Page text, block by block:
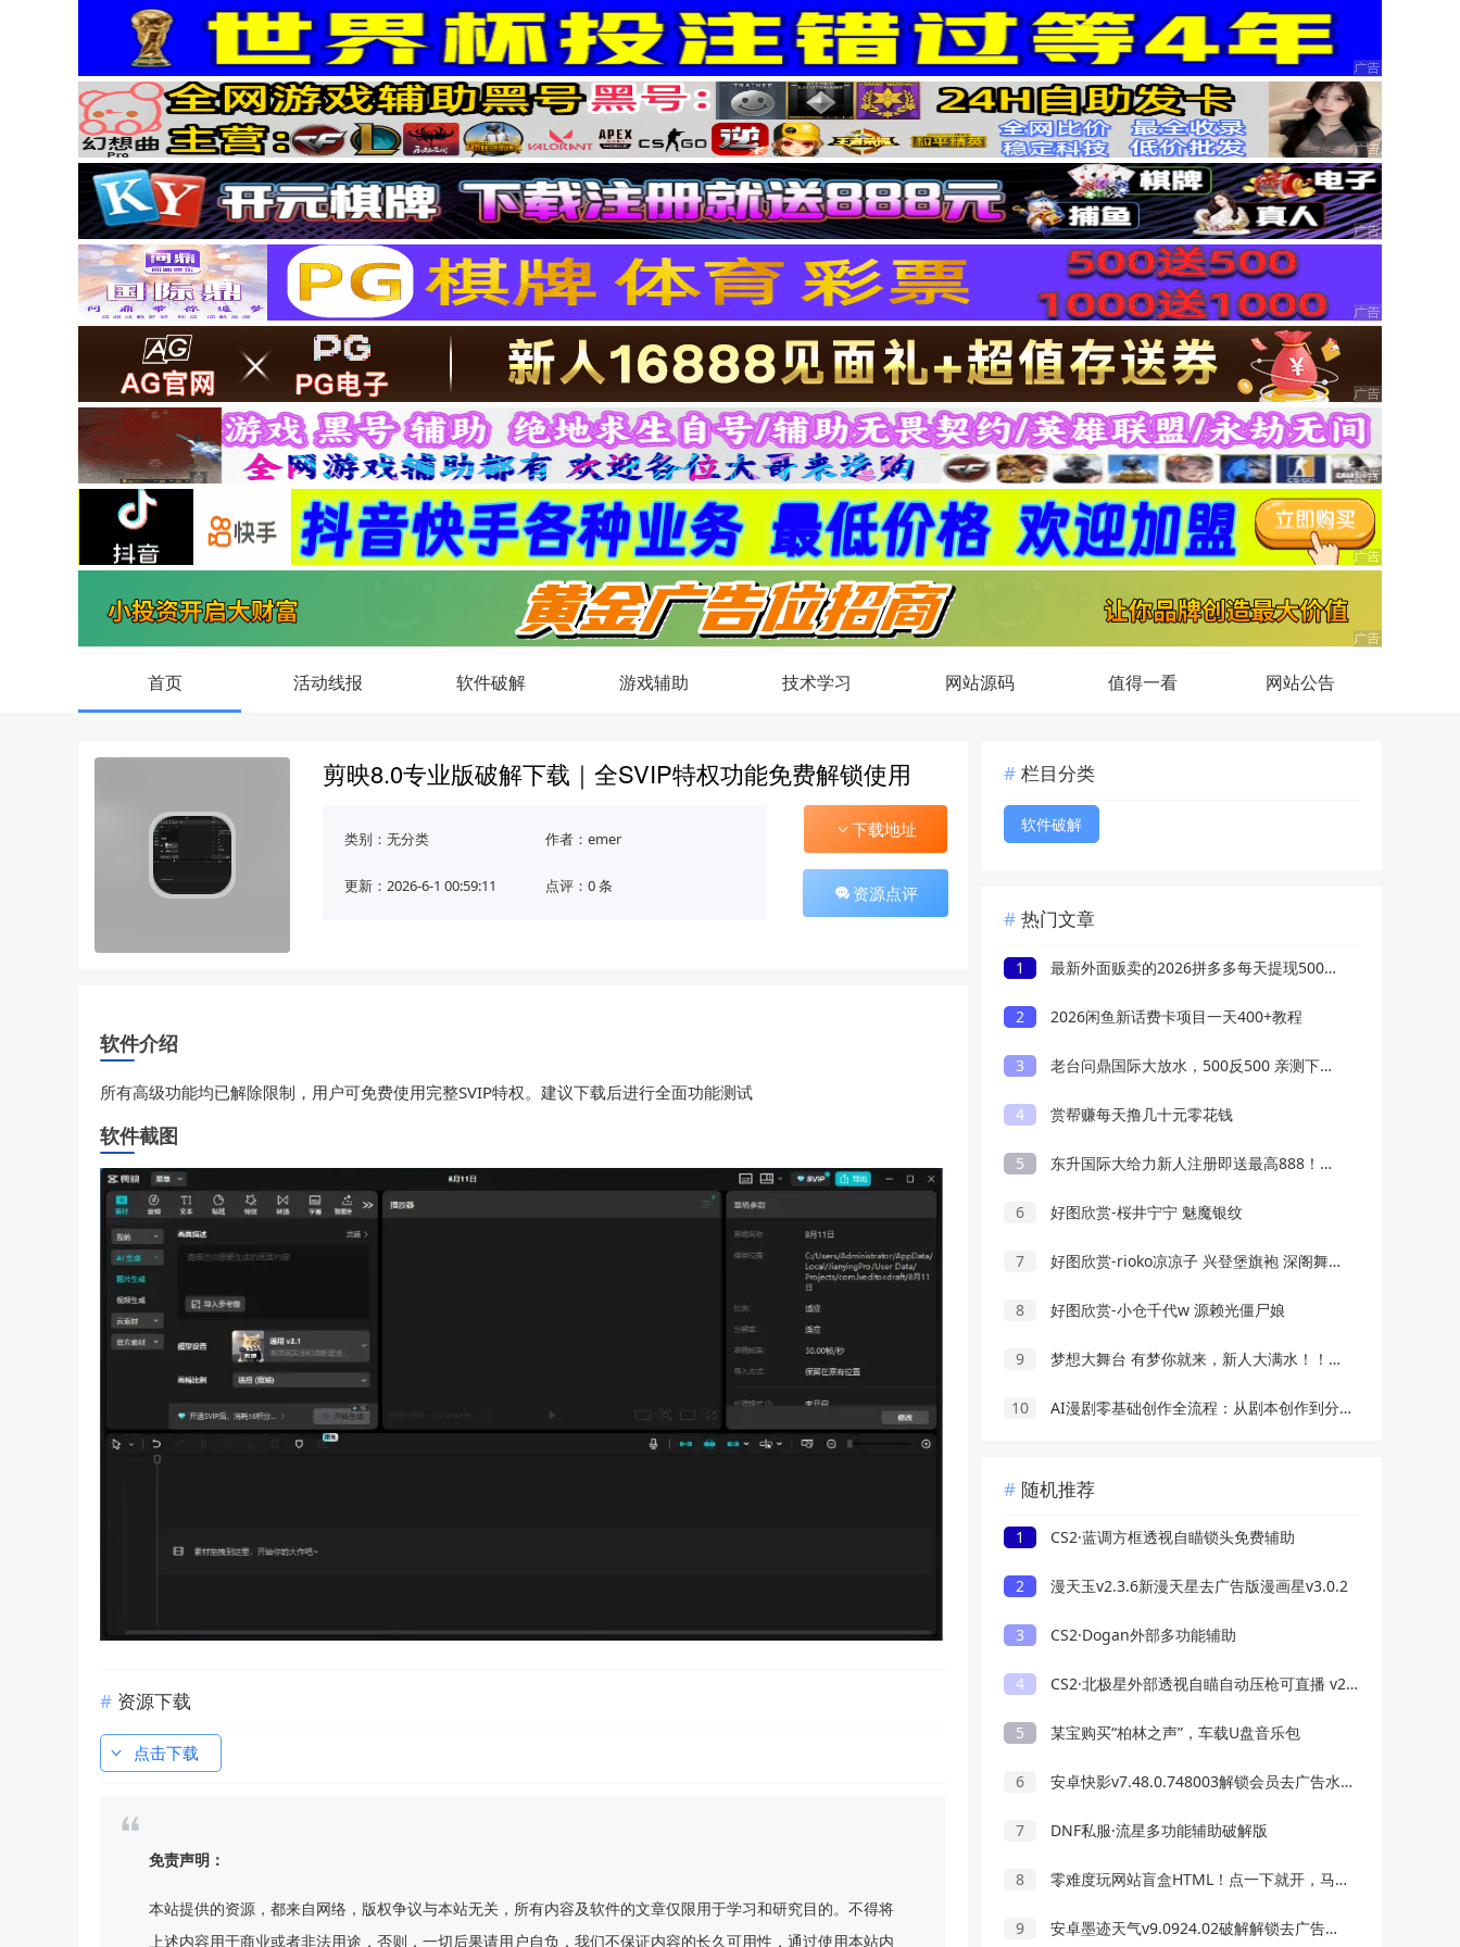
首页 活动线报 软件破解 游戏辅助 技术学习 网站源码 值得一看 网站公告
剪映8.0专业版破解下载｜全SVIP特权功能免费解锁使用
类别： 无分类 作者：emer
更新：2026-6-1 00:59:11 点评：0 条
下载地址
资源点评
软件介绍
所有高级功能均已解除限制，用户可免费使用完整SVIP特权。建议下载后进行全面功能测试
软件截图
资源下载
点击下载
免责声明：
本站提供的资源，都来自网络，版权争议与本站无关，所有内容及软件的文章仅限用于学习和研究目的。不得将
上述内容用于商业或者非法用途，否则，一切后果请用户自负，我们不保证内容的长久可用性，通过使用本站内
栏目分类
软件破解
热门文章
1 最新外面贩卖的2026拼多多每天提现500+教程来了
2 2026闲鱼新话费卡项目一天400+教程
3 老台问鼎国际大放水，500反500 亲测下分3W
4 赏帮赚每天撸几十元零花钱
5 东升国际大给力新人注册即送最高888！！！
6 好图欣赏-桜井宁宁 魅魔银纹
7 好图欣赏-rioko凉凉子 兴登堡旗袍 深阁舞戏
8 好图欣赏-小仓千代w 源赖光僵尸娘
9 梦想大舞台 有梦你就来，新人大满水！！！
10 AI漫剧零基础创作全流程：从剧本创作到分镜剪辑，全套提示词模板直接落地出片
随机推荐
1 CS2·蓝调方框透视自瞄锁头免费辅助
2 漫天玉v2.3.6新漫天星去广告版漫画星v3.0.2
3 CS2·Dogan外部多功能辅助
4 CS2·北极星外部透视自瞄自动压枪可直播 v2.6.3
5 某宝购买“柏林之声”，车载U盘音乐包
6 安卓快影v7.48.0.748003解锁会员去广告水印版
7 DNF私服·流星多功能辅助破解版
8 零难度玩网站盲盒HTML！点一下就开，马上发现新站点
9 安卓墨迹天气v9.0924.02破解解锁去广告VIP版